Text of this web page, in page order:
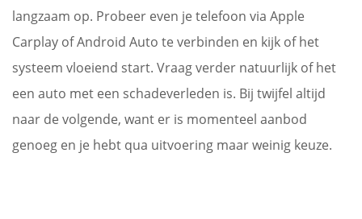
langzaam op. Probeer even je telefoon via Apple
Carplay of Android Auto te verbinden en kijk of het
systeem vloeiend start. Vraag verder natuurlijk of het
een auto met een schadeverleden is. Bij twijfel altijd
naar de volgende, want er is momenteel aanbod
genoeg en je hebt qua uitvoering maar weinig keuze.